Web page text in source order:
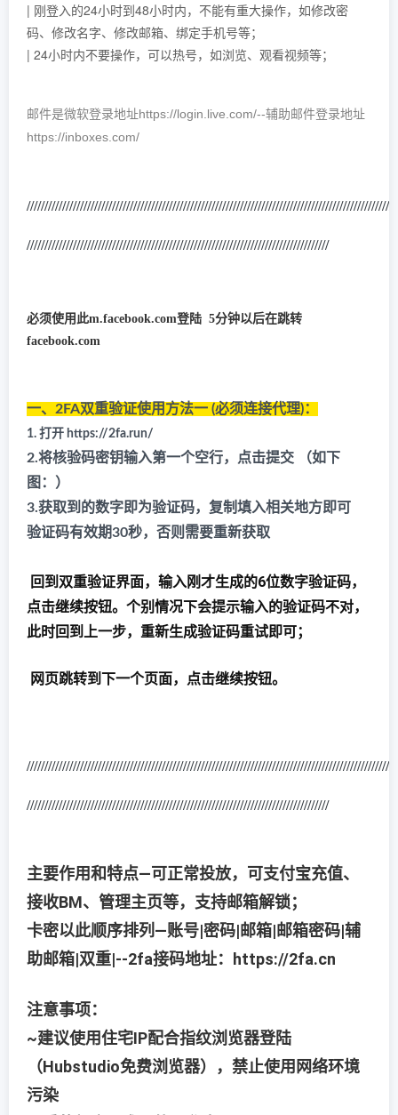
| 刚登入的24小时到48小时内，不能有重大操作，如修改密
码、修改名字、修改邮箱、绑定手机号等；
| 24小时内不要操作，可以热号，如浏览、观看视频等；
邮件是微软登录地址https://login.live.com/--辅助邮件登录地址
https://inboxes.com/
////////////////////////////////////////////////////////////////////////////////////////////////////////
/////////////////////////////////////////////////////////////////////////////////////
必须使用此m.facebook.com登陆 5分钟以后在跳转
facebook.com
一、2FA双重验证使用方法一 (必须连接代理)：
1. 打开 https://2fa.run/
2.将核验码密钥输入第一个空行，点击提交 （如下
图：）
3.获取到的数字即为验证码，复制填入相关地方即可
验证码有效期30秒，否则需要重新获取
回到双重验证界面，输入刚才生成的6位数字验证码，
点击继续按钮。个别情况下会提示输入的验证码不对，
此时回到上一步，重新生成验证码重试即可；
网页跳转到下一个页面，点击继续按钮。
////////////////////////////////////////////////////////////////////////////////////////////////////////
/////////////////////////////////////////////////////////////////////////////////////
主要作用和特点—可正常投放，可支付宝充值、
接收BM、管理主页等，支持邮箱解锁；
卡密以此顺序排列—账号|密码|邮箱|邮箱密码|辅
助邮箱|双重|--2fa接码地址：https://2fa.cn
注意事项：
~建议使用住宅IP配合指纹浏览器登陆
（Hubstudio免费浏览器），禁止使用网络环境
污染